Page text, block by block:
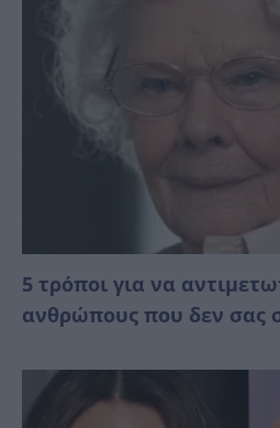
5 τρόποι για να
ανθρώπους που δεν σας